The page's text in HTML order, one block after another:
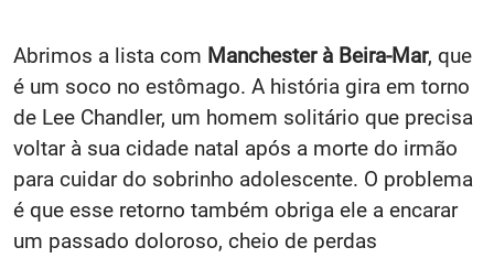
Abrimos a lista com Manchester à Beira-Mar, que
é um soco no estômago. A história gira em torno
de Lee Chandler, um homem solitário que precisa
voltar à sua cidade natal após a morte do irmão
para cuidar do sobrinho adolescente. O problema
é que esse retorno também obriga ele a encarar
um passado doloroso, cheio de perdas